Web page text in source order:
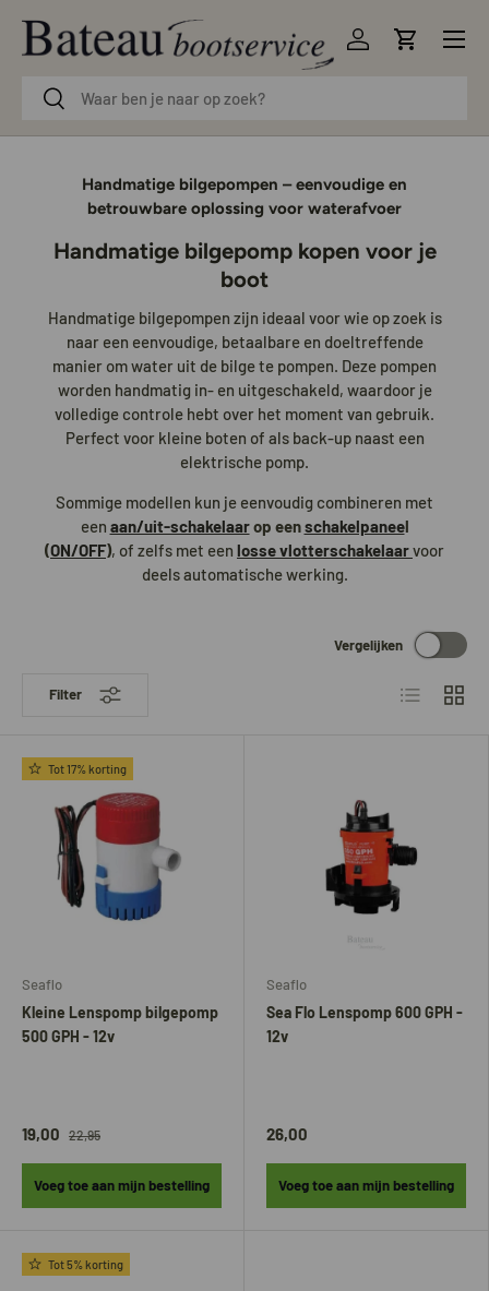
Ga naar inhoud
ZoekenZoeken
Inloggen
Menu
Handmatige bilgepompen – eenvoudige en
betrouwbare oplossing voor waterafvoer
Handmatige bilgepomp kopen voor je
boot
Handmatige bilgepompen zijn ideaal voor wie op zoek is
naar een eenvoudige, betaalbare en doeltreffende
manier om water uit de bilge te pompen. Deze pompen
worden handmatig in- en uitgeschakeld, waardoor je
volledige controle hebt over het moment van gebruik.
Perfect voor kleine boten of als back-up naast een
elektrische pomp.
Sommige modellen kun je eenvoudig combineren met
een aan/uit-schakelaarop eenschakelpaneel
(ON/OFF), of zelfs met een losse vlotterschakelaarvoor
deels automatische werking.
Filter
Vergelijken
Lijst Raster
Tot 17% korting
Seaflo
Kleine Lenspomp bilgepomp
500 GPH - 12v
19,00 22,95
Voeg toe aan mijn bestelling
Seaflo
Sea Flo Lenspomp 600 GPH -
12v
26,00
Voeg toe aan mijn bestelling
Tot 5% korting